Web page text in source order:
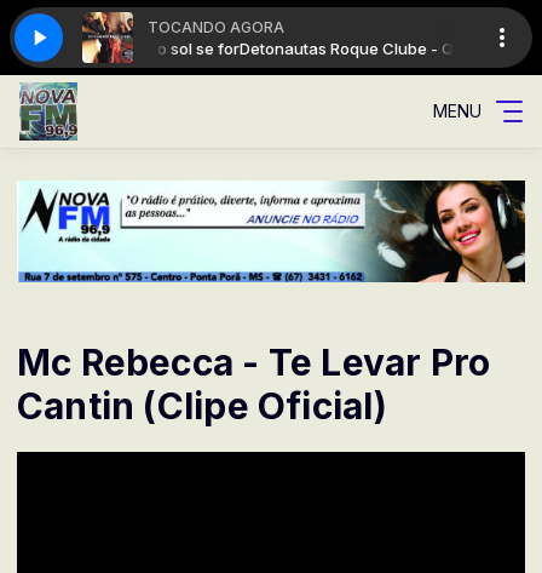
TOCANDO AGORA
Clube - Quando o sol se forDetonautas Roque Clube - Quando o sol
MENU
Mc Rebecca - Te Levar Pro
Cantin (Clipe Oficial)